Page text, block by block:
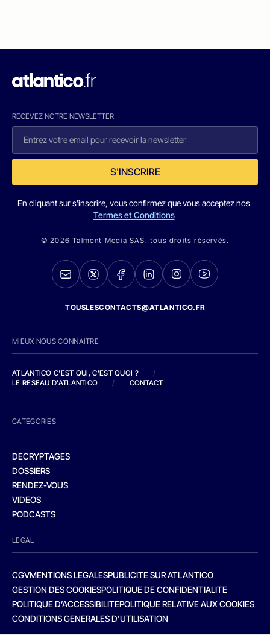
RECEVEZ NOTRE NEWSLETTER
S'INSCRIRE
En cliquant sur s'inscrire, vous confirmez que vous acceptez nos
Termes et Conditions
© 2026 Talmont Media SAS. tous droits réservés.
TOUSLESCONTACTS@ATLANTICO.FR
MIEUX NOUS CONNAITRE
ATLANTICO C'EST QUI, C'EST QUOI ?
/
LE RESEAU D'ATLANTICO
/ CONTACT
CATEGORIES
DECRYPTAGES
DOSSIERS
RENDEZ-VOUS
VIDEOS
PODCASTS
LEGAL
CGVMENTIONS LEGALESPUBLICITE SUR ATLANTICO
GESTION DES COOKIESPOLITIQUE DE CONFIDENTIALITE
POLITIQUE D’ACCESSIBILITEPOLITIQUE RELATIVE AUX COOKIES
CONDITIONS GENERALES D’UTILISATION